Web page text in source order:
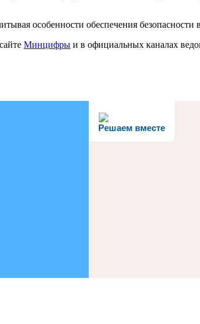
особенности обеспечения
Минцифры и в официальных каналах
Решаем вместе